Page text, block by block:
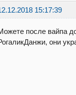
15:17:39
после вайпа
они